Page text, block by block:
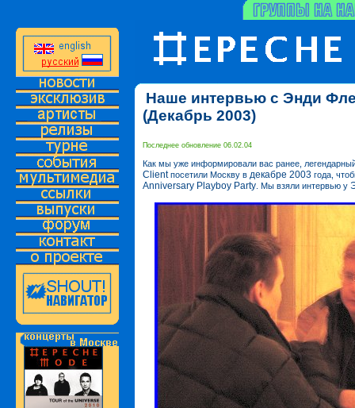
Наше интервью с Энди
(Декабрь 2003)
Последнее обновление 06.02.04
Как мы уже информировали вас ранее,
Clientпосетили Москву в декабре 2003 года,
Anniversary Playboy Party . Мы взяли интервью у